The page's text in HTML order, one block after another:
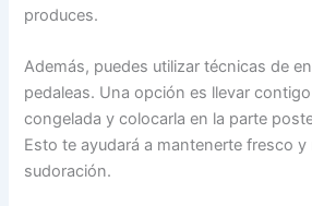
produces.
Además, puedes utilizar técnicas de
pedaleas. Una opción es llevar
congelada y colocarla en la parte
Esto te ayudará a mantenerte fresco y
sudoración.